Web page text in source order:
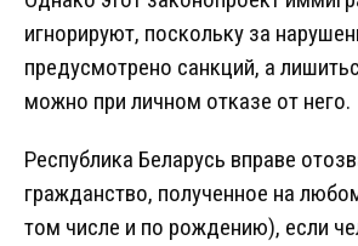
игнорируют, поскольку за
предусмотрено санкций, а
можно при личном отказе от него.
Республика Беларусь вправе
гражданство, полученное на
том числе и по рождению), если